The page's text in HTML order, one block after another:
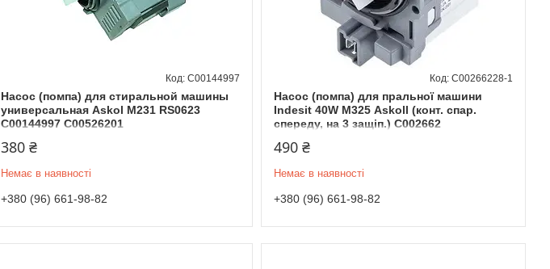
Насос (помпа) для стиральной машины
универсальная Askol M231 RS0623
C00144997 C00526201
C00144997
380 ₴
Немає в наявності
+380 (96) 661-98-82
Насос (помпа) для пральної машини
Indesit 40W М325 Askoll (конт. спар.
спереду, на 3 защіп.) C002662
C00266228-1
490 ₴
Немає в наявності
+380 (96) 661-98-82